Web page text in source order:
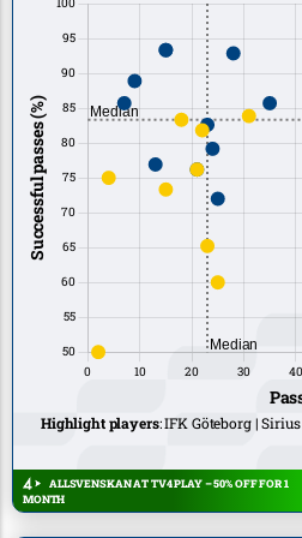
Highlight players:IFK Göteborg Sirius
ALLSVENSKAN AT TV4 PLAY – 50% OFF FOR 1
MONTH